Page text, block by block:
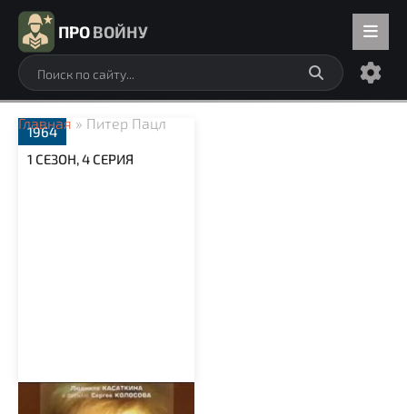
ПРОВОЙНУ
Главная » Питер Пацл
Вызываем огонь на себя
1964
1 СЕЗОН, 4 СЕРИЯ